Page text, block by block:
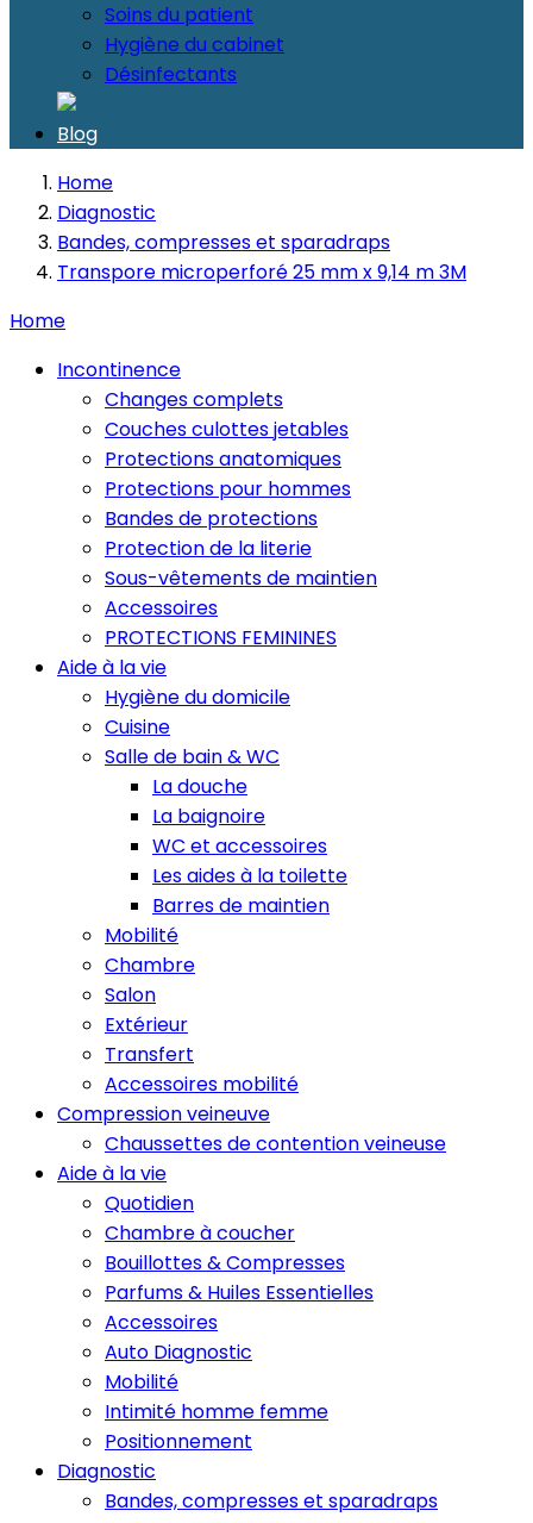
Soins du patient
Hygiène du cabinet
Désinfectants
Blog
Home
Diagnostic
Bandes, compresses et sparadraps
Transpore microperforé 25 mm x 9,14 m 3M
Home
Incontinence
Changes complets
Couches culottes jetables
Protections anatomiques
Protections pour hommes
Bandes de protections
Protection de la literie
Sous-vêtements de maintien
Accessoires
PROTECTIONS FEMININES
Aide à la vie
Hygiène du domicile
Cuisine
Salle de bain & WC
La douche
La baignoire
WC et accessoires
Les aides à la toilette
Barres de maintien
Mobilité
Chambre
Salon
Extérieur
Transfert
Accessoires mobilité
Compression veineuve
Chaussettes de contention veineuse
Aide à la vie
Quotidien
Chambre à coucher
Bouillottes & Compresses
Parfums & Huiles Essentielles
Accessoires
Auto Diagnostic
Mobilité
Intimité homme femme
Positionnement
Diagnostic
Bandes, compresses et sparadraps